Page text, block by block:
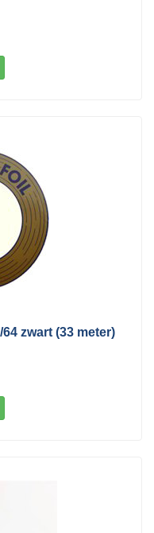
zwart (33 meter)